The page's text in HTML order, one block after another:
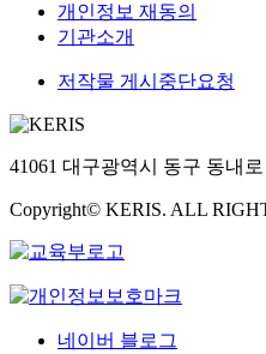
개인정보 재동의
기관소개
저작물 게시중단요청
41061 대구광역시 동구 동내
Copyright© KERIS. ALL
네이버 블로그